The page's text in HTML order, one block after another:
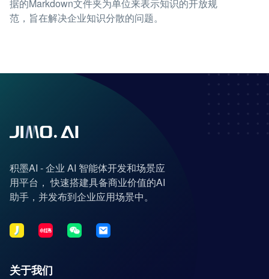
据的Markdown文件夹为单位来表示知识的开放规
范，旨在解决企业知识分散的问题。
积墨AI - 企业 AI 智能体开发和场景应
用平台， 快速搭建具备商业价值的AI
助手，并发布到企业应用场景中。
关于我们